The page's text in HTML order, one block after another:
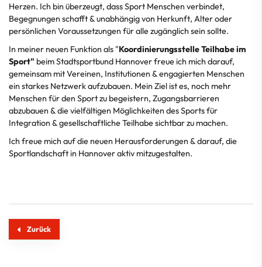
Herzen. Ich bin überzeugt, dass Sport Menschen verbindet,
Begegnungen schafft & unabhängig von Herkunft, Alter oder
persönlichen Voraussetzungen für alle zugänglich sein sollte.
In meiner neuen Funktion als "Koordinierungsstelle Teilhabe im
Sport" beim Stadtsportbund Hannover freue ich mich darauf,
gemeinsam mit Vereinen, Institutionen & engagierten Menschen
ein starkes Netzwerk aufzubauen. Mein Ziel ist es, noch mehr
Menschen für den Sport zu begeistern, Zugangsbarrieren
abzubauen & die vielfältigen Möglichkeiten des Sports für
Integration & gesellschaftliche Teilhabe sichtbar zu machen.
Ich freue mich auf die neuen Herausforderungen & darauf, die
Sportlandschaft in Hannover aktiv mitzugestalten.
Zurück